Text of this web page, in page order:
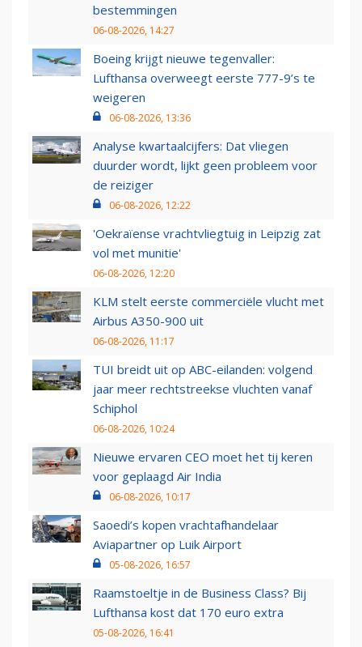
bestemmingen
06-08-2026, 14:27
Boeing krijgt nieuwe tegenvaller:
Lufthansa overweegt eerste 777-9’s te
weigeren
06-08-2026, 13:36
Analyse kwartaalcijfers: Dat vliegen
duurder wordt, lijkt geen probleem voor
de reiziger
06-08-2026, 12:22
'Oekraïense vrachtvliegtuig in Leipzig zat
vol met munitie'
06-08-2026, 12:20
KLM stelt eerste commerciële vlucht met
Airbus A350-900 uit
06-08-2026, 11:17
TUI breidt uit op ABC-eilanden: volgend
jaar meer rechtstreekse vluchten vanaf
Schiphol
06-08-2026, 10:24
Nieuwe ervaren CEO moet het tij keren
voor geplaagd Air India
06-08-2026, 10:17
Saoedi’s kopen vrachtafhandelaar
Aviapartner op Luik Airport
05-08-2026, 16:57
Raamstoeltje in de Business Class? Bij
Lufthansa kost dat 170 euro extra
05-08-2026, 16:41